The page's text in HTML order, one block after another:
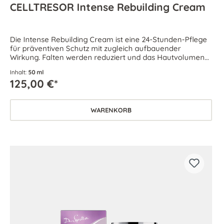
CELLTRESOR Intense Rebuilding Cream
Die Intense Rebuilding Cream ist eine 24-Stunden-Pflege
für präventiven Schutz mit zugleich aufbauender
Wirkung. Falten werden reduziert und das Hautvolumen
Inhalt: 50 ml
125,00 €*
WARENKORB